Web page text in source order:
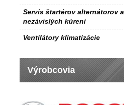
Servis štartérov alternátorov a
nezávislých kúrení
Ventilátory klimatizácie
Výrobcovia